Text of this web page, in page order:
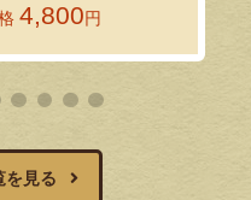
4,800円
を見る